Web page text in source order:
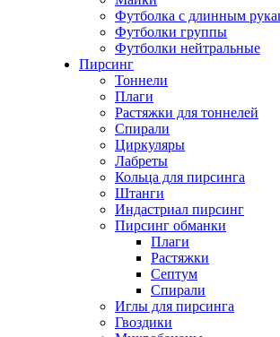
Футболка с длинным
Футболки группы
Футболки нейтральные
Пирсинг
Тоннели
Плаги
Растяжки для тоннелей
Спирали
Циркуляры
Лабреты
Кольца для пирсинга
Штанги
Индастриал пирсинг
Пирсинг обманки
Плаги
Растяжки
Септум
Спирали
Иглы для пирсинга
Гвоздики